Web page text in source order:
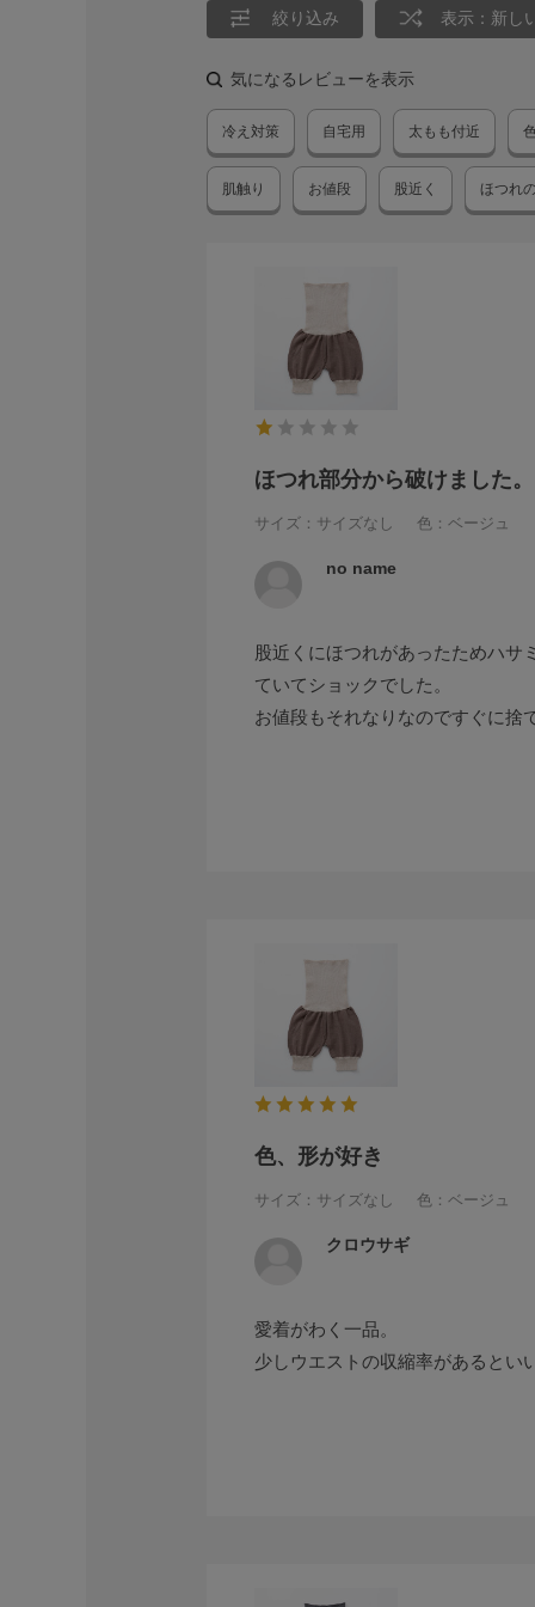
絞り込み 表示：新し
気になるレビューを表示
冷え対策 自宅用 太もも付近
肌触り お値段 股近く ほつれ
ほつれ部分から破けました。
サイズ：サイズなし 色：ベージュ
no name
股近くにほつれがあったためハサ
ていてショックでした。
お値段もそれなりなのですぐに捨
色、形が好き
サイズ：サイズなし 色：ベージュ
クロウサギ
愛着がわく一品。
少しウエストの収縮率があるとい